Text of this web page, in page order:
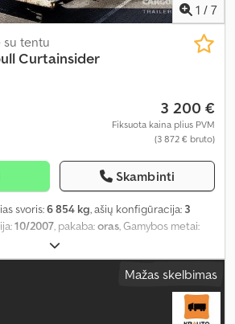
1 / 7
su tentu
Curtainsider
3 200 €
Fiksuota kaina plius PVM
(3 872 € bruto)
Skambinti
svoris:6 854 kg, ašių konfigūracija: 3
10/2007, pakaba:oras, Gamybos metai:
Mažas skelbimas